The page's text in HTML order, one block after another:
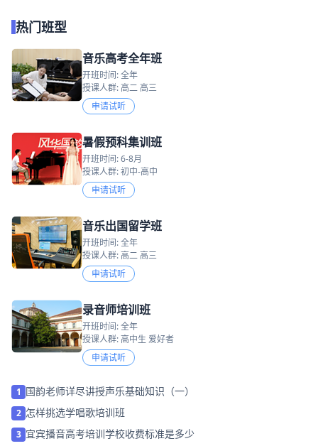
热门班型
音乐高考全年班
开班时间: 全年
授课人群: 高二 高三
申请试听
暑假预科集训班
开班时间: 6-8月
授课人群: 初中-高中
申请试听
音乐出国留学班
开班时间: 全年
授课人群: 高二 高三
申请试听
录音师培训班
开班时间: 全年
授课人群: 高中生 爱好者
申请试听
1 国韵老师详尽讲授声乐基础知识（一）
2 怎样挑选学唱歌培训班
3 宜宾播音高考培训学校收费标准是多少